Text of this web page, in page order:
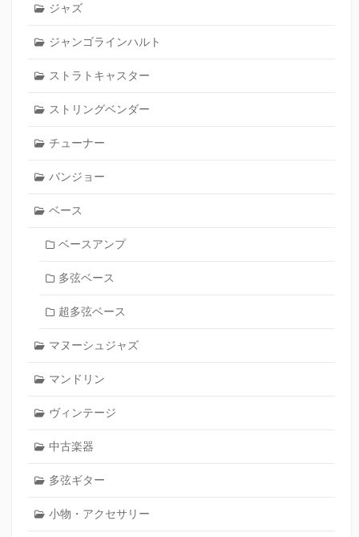
ジャズ
ジャンゴラインハルト
ストラトキャスター
ストリングベンダー
チューナー
バンジョー
ベース
ベースアンプ
多弦ベース
超多弦ベース
マヌーシュジャズ
マンドリン
ヴィンテージ
中古楽器
多弦ギター
小物・アクセサリー